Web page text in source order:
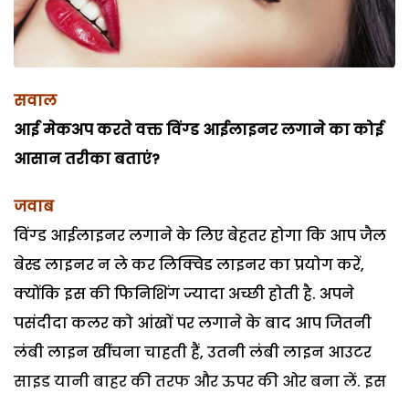
सवाल
आई मेकअप करते वक्त विंग्ड आईलाइनर लगाने का कोई
आसान तरीका बताएं?
जवाब
विंग्ड आईलाइनर लगाने के लिए बेहतर होगा कि आप जैल
बेस्ड लाइनर न ले कर लिक्विड लाइनर का प्रयोग करें,
क्योंकि इस की फिनिशिंग ज्यादा अच्छी होती है. अपने
पसंदीदा कलर को आंखों पर लगाने के बाद आप जितनी
लंबी लाइन खींचना चाहती हैं, उतनी लंबी लाइन आउटर
साइड यानी बाहर की तरफ और ऊपर की ओर बना लें. इस